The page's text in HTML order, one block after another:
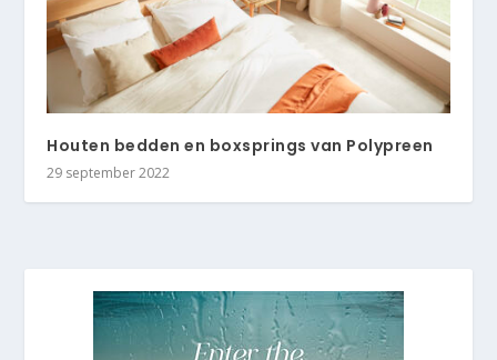
Houten bedden en boxsprings van Polypreen
29 september 2022